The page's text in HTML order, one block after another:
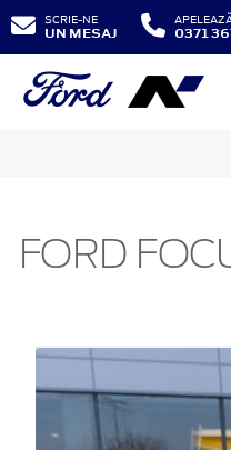
SCRIE-NE
UN MESAJ 0371
FORD